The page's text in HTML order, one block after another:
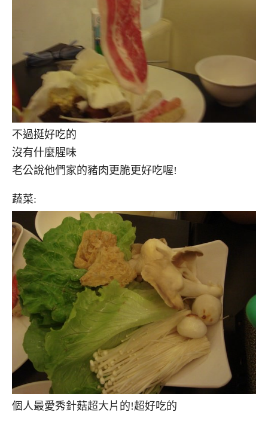
不過挺好吃的
沒有什麼腥味
老公說他們家的豬肉更脆更好吃喔!
蔬菜:
個人最愛秀針菇超大片的!超好吃的